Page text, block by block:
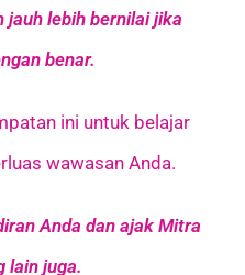
jauh lebih bernilai jika
benar.
ini untuk belajar
wawasan Anda.
Anda dan ajak Mitra
lain juga.